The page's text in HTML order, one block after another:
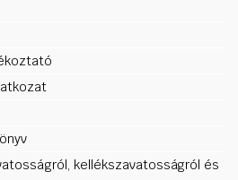
kellékszavatosságról és